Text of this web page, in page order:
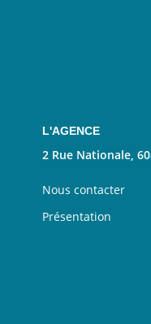
L'AGENCE
2 Rue Nationale,
Nous contacter
Présentation